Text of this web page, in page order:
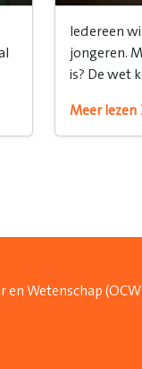
Iedereen
jongeren.
is? De wet
recht inzet.
Meer lezen
Wetenschap